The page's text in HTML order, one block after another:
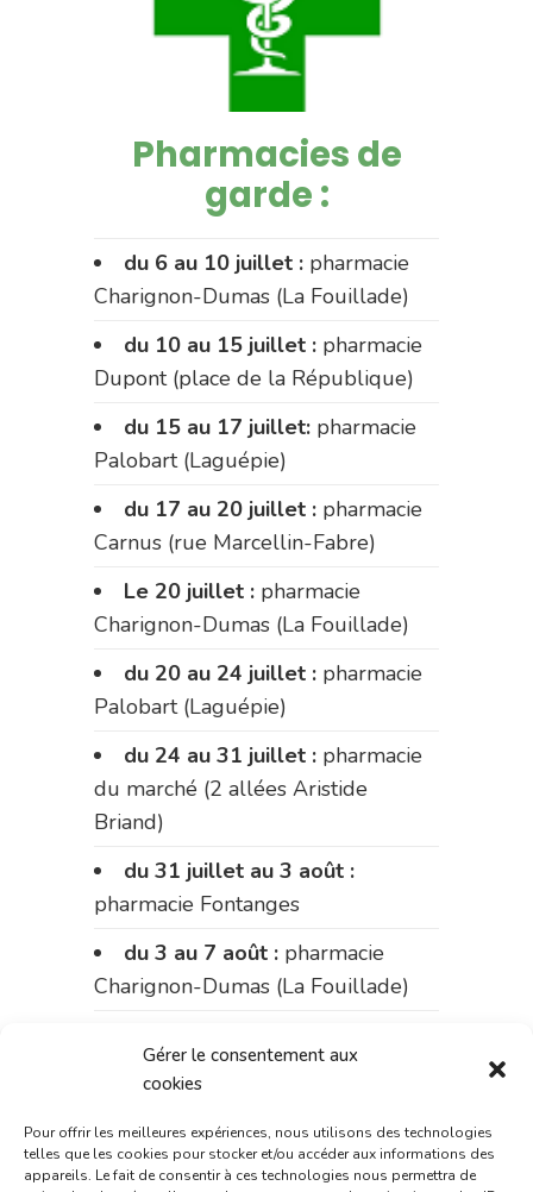
Gérer le consentement aux
cookies
Pour offrir les meilleures expériences, nous utilisons des technologies
telles que les cookies pour stocker et/ou accéder aux informations des
appareils. Le fait de consentir à ces technologies nous permettra de
Pharmacies de
garde :
du 6 au 10 juillet : pharmacie
Charignon-Dumas (La Fouillade)
du 10 au 15 juillet : pharmacie
Dupont (place de la République)
du 15 au 17 juillet: pharmacie
Palobart (Laguépie)
du 17 au 20 juillet : pharmacie
Carnus (rue Marcellin-Fabre)
Le 20 juillet : pharmacie
Charignon-Dumas (La Fouillade)
du 20 au 24 juillet : pharmacie
Palobart (Laguépie)
du 24 au 31 juillet : pharmacie
du marché (2 allées Aristide
Briand)
du 31 juillet au 3 août :
pharmacie Fontanges
du 3 au 7 août : pharmacie
Charignon-Dumas (La Fouillade)
Bonnemaire (rue Saint-Jacques)
du marché (2 allées Aristide
Briand)